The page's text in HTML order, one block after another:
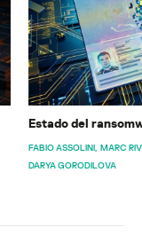
Estado del
FABIO ASSOLINI MARC
DARYA GORODILOVA